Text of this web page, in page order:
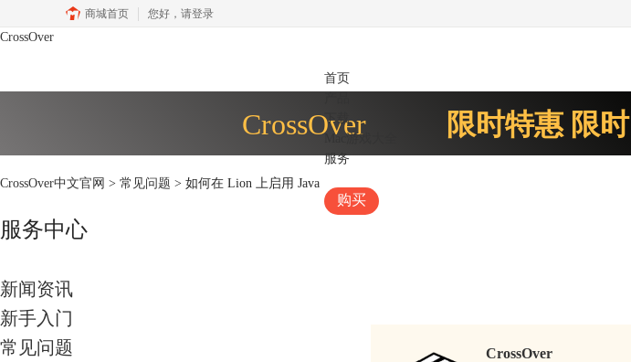
商城首页 您好， 请登录
CrossOver
首页
下载
Mac游戏大全
服务
购买
CrossOver 限时特惠 限时
CrossOver中文官网 > 常见问题 > 如何在 Lion 上启用 Java
服务中心
新闻资讯
新手入门
常见问题
CrossOver